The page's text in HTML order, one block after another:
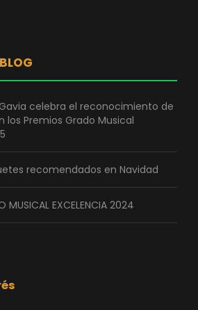
celebra el reconocimiento de
los Premios Grado Musical
recomendados en Navidad
MUSICAL EXCELENCIA 2024